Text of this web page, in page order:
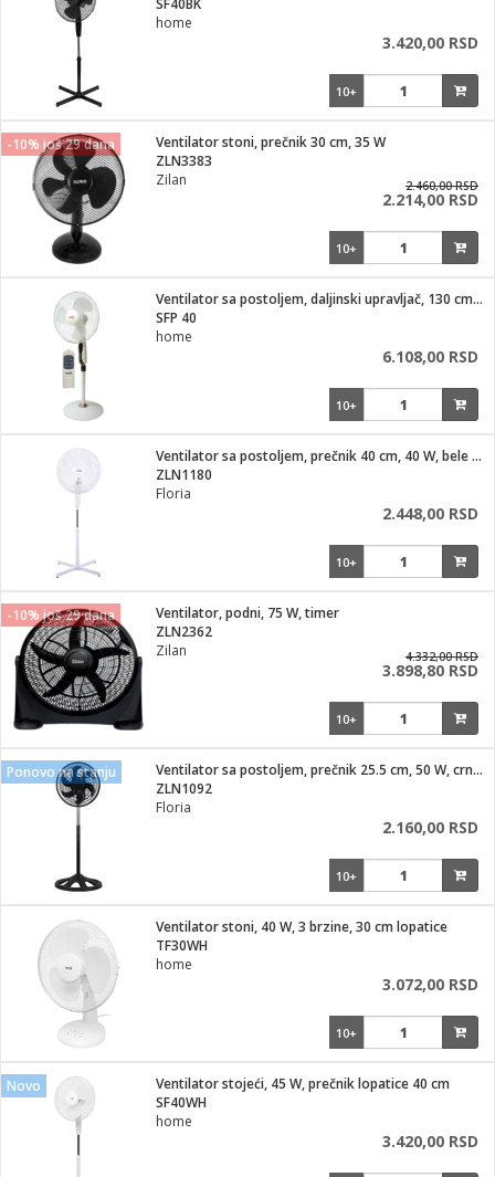
SF40BK
home
3.420,00 RSD
10+
-10% još 29 dana
Ventilator stoni, prečnik 30 cm, 35 W
ZLN3383
Zilan
2.460,00 RSD
2.214,00 RSD
10+
Ventilator sa postoljem, daljinski upravljač, 130 cm, 45W
SFP 40
home
6.108,00 RSD
10+
Ventilator sa postoljem, prečnik 40 cm, 40 W, bele boje
ZLN1180
Floria
2.448,00 RSD
10+
-10% još 29 dana
Ventilator, podni, 75 W, timer
ZLN2362
Zilan
4.332,00 RSD
3.898,80 RSD
10+
Ponovo na stanju
Ventilator sa postoljem, prečnik 25.5 cm, 50 W, crne boje
ZLN1092
Floria
2.160,00 RSD
10+
Ventilator stoni, 40 W, 3 brzine, 30 cm lopatice
TF30WH
home
3.072,00 RSD
10+
Novo
Ventilator stojeći, 45 W, prečnik lopatice 40 cm
SF40WH
home
3.420,00 RSD